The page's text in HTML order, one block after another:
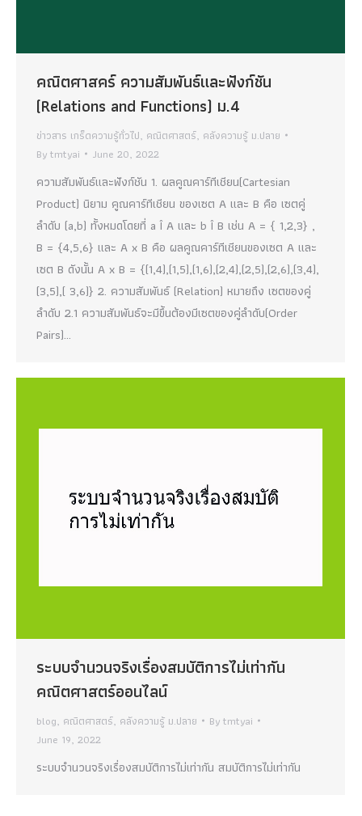
คณิตศาสคร์ ความสัมพันธ์และฟังก์ชัน
(Relations and Functions) ม.4
ข่าวสาร เกร็ดความรู้ทั่วไป, คณิตศาสตร์, คลังความรู้ ม.ปลาย
Bytmtyai June 20, 2022
ความสัมพันธ์และฟังก์ชัน 1. ผลคูณคาร์ทีเชียน(Cartesian
Product) นิยาม คูณคาร์ทีเชียน ของเซต A และ B คือ เซตคู่
ลำดับ (a,b) ทั้งหมดโดยที่ a Î A และ b Î B เช่น A = { 1,2,3} ,
B = {4,5,6} และ A x B คือ ผลคูณคาร์ทีเชียนของเซต A และ
เซต B ดังนั้น A x B = {(1,4),(1,5),(1,6),(2,4),(2,5),(2,6),(3,4),
(3,5),( 3,6)} 2. ความสัมพันธ์ (Relation) หมายถึง เซตของคู่
ลำดับ 2.1 ความสัมพันธ์จะมีขึ้นต้องมีเซตของคู่ลำดับ(Order
Pairs)…
ระบบจำนวนจริงเรื่องสมบัติการไม่เท่ากัน
คณิตศาสตร์ออนไลน์
blog, คณิตศาสตร์, คลังความรู้ ม.ปลาย Bytmtyai
June 19, 2022
ระบบจำนวนจริงเรื่องสมบัติการไม่เท่ากัน สมบัติการไม่เท่ากัน